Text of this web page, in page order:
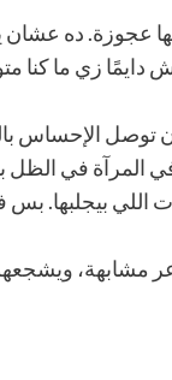
عجوزة. ده
دايمًا زي ما كنا
توصل الإحساس
في المرآة في
اللي بيجلبها.
مشابهة،